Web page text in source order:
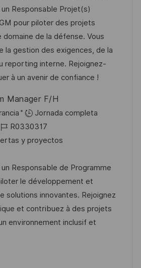
m
o
Responsable Projet(s)
pour piloter des projets
domaine de la défense. Vous
la gestion des exigences, de la
reporting interne. Rejoignez-
à un avenir de confiance !
Manager F/H
Jornada completa
I
D
e
e
m
p
l
R0330317
y proyectos
Responsable de Programme
le développement et
solutions innovantes. Rejoignez
et contribuez à des projets
environnement inclusif et